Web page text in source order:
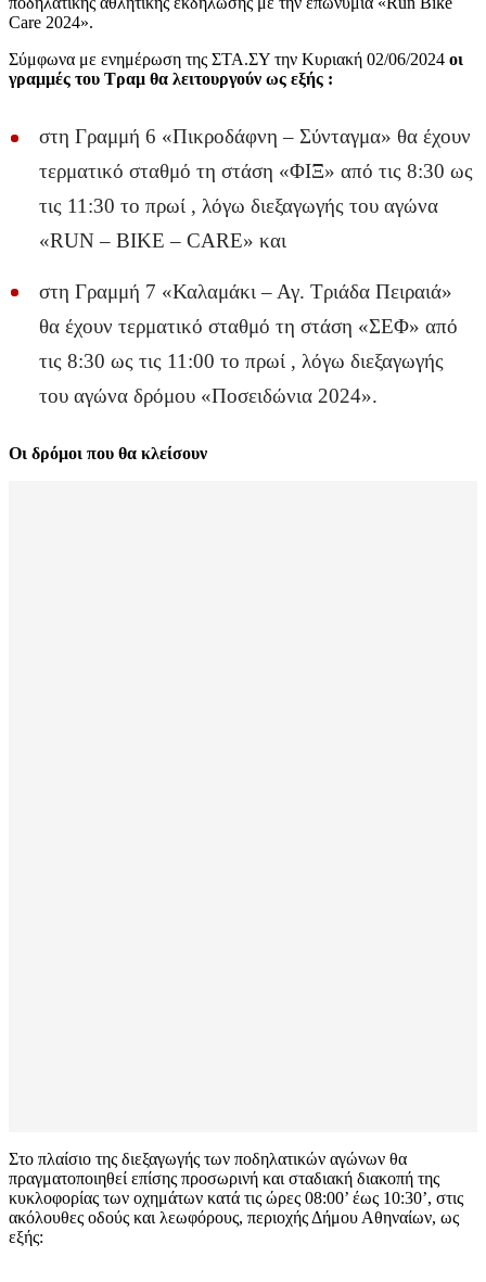
Care 2024».
Σύμφωνα με ενημέρωση της ΣΤΑ.ΣΥ την Κυριακή 02/06/2024 οι
γραμμές του Τραμ θα λειτουργούν ως εξής :
στη Γραμμή 6 «Πικροδάφνη – Σύνταγμα» θα έχουν
τερματικό σταθμό τη στάση «ΦΙΞ» από τις 8:30 ως
τις 11:30 το πρωί , λόγω διεξαγωγής του αγώνα
«RUN – BIKE – CARE» και
στη Γραμμή 7 «Καλαμάκι – Αγ. Τριάδα Πειραιά»
θα έχουν τερματικό σταθμό τη στάση «ΣΕΦ» από
τις 8:30 ως τις 11:00 το πρωί , λόγω διεξαγωγής
του αγώνα δρόμου «Ποσειδώνια 2024».
Οι δρόμοι που θα κλείσουν
Στο πλαίσιο της διεξαγωγής των ποδηλατικών αγώνων θα
πραγματοποιηθεί επίσης προσωρινή και σταδιακή διακοπή της
κυκλοφορίας των οχημάτων κατά τις ώρες 08:00’ έως 10:30’, στις
ακόλουθες οδούς και λεωφόρους, περιοχής Δήμου Αθηναίων, ως
εξής: